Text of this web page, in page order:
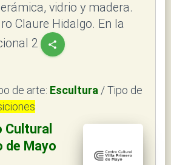
vidrio y madera.
Claure Hidalgo. En la
2
share
de arte: Escultura / Tipo de
Cultural
de Mayo